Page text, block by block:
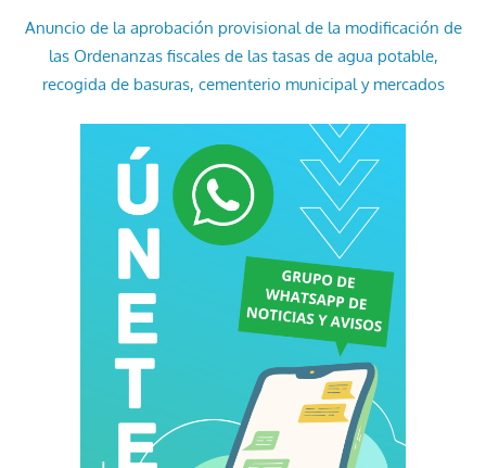
Anuncio de la aprobación provisional de la modificación de
las Ordenanzas fiscales de las tasas de agua potable,
recogida de basuras, cementerio municipal y mercados